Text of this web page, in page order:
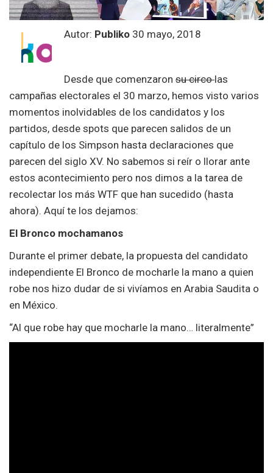
Autor: Publiko 30 mayo, 2018
Desde que comenzaron su circolas
campañas electorales el 30 marzo, hemos visto varios
momentos inolvidables de los candidatos y los
partidos, desde spots que parecen salidos de un
capítulo de los Simpson hasta declaraciones que
parecen del siglo XV. No sabemos si reír o llorar ante
estos acontecimiento pero nos dimos a la tarea de
recolectar los más WTF que han sucedido (hasta
ahora). Aquí te los dejamos:
El Bronco mochamanos
Durante el primer debate, la propuesta del candidato
independiente El Bronco de mocharle la mano a quien
robe nos hizo dudar de si vivíamos en Arabia Saudita o
en México.
“Al que robe hay que mocharle la mano… literalmente”